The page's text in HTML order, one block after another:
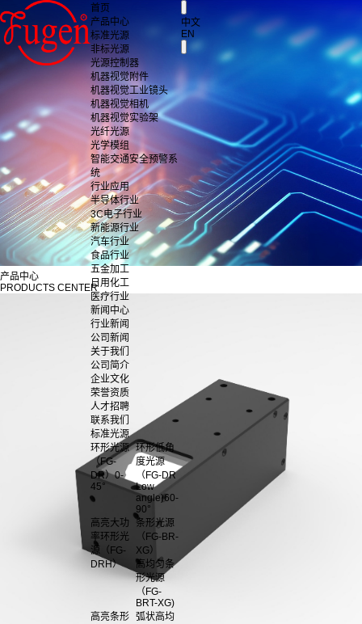
首页
产品中心
标准光源
非标光源
光源控制器
机器视觉附件
机器视觉工业镜头
机器视觉相机
机器视觉实验架
光纤光源
光学模组
智能交通安全预警系
统
行业应用
半导体行业
3C电子行业
新能源行业
汽车行业
食品行业
五金加工
日用化工
医疗行业
新闻中心
行业新闻
公司新闻
关于我们
公司简介
企业文化
荣誉资质
人才招聘
联系我们
标准光源
环形光源
（FG-
DR）0-
45°
环形低角
度光源
（FG-DR
Low
angle)60-
90°
高亮大功
率环形光
源（FG-
DRH）
条形光源
（FG-BR-
XG）
高均匀条
形光源
（FG-
BRT-XG)
高亮条形 弧状高均
中文
EN
产品中心
PRODUCTS CENTER